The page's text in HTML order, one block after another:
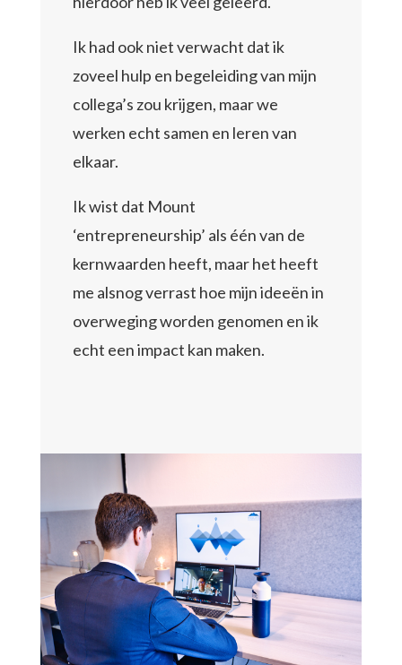
Ik had ook niet verwacht dat ik
zoveel hulp en begeleiding van mijn
collega’s zou krijgen, maar we
werken echt samen en leren van
elkaar.
Ik wist dat Mount
‘entrepreneurship’ als één van de
kernwaarden heeft, maar het heeft
me alsnog verrast hoe mijn ideeën in
overweging worden genomen en ik
echt een impact kan maken.